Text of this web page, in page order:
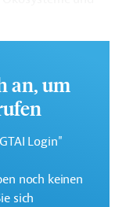
:
Hinweise zur
an, um
Login"
noch keinen
sich